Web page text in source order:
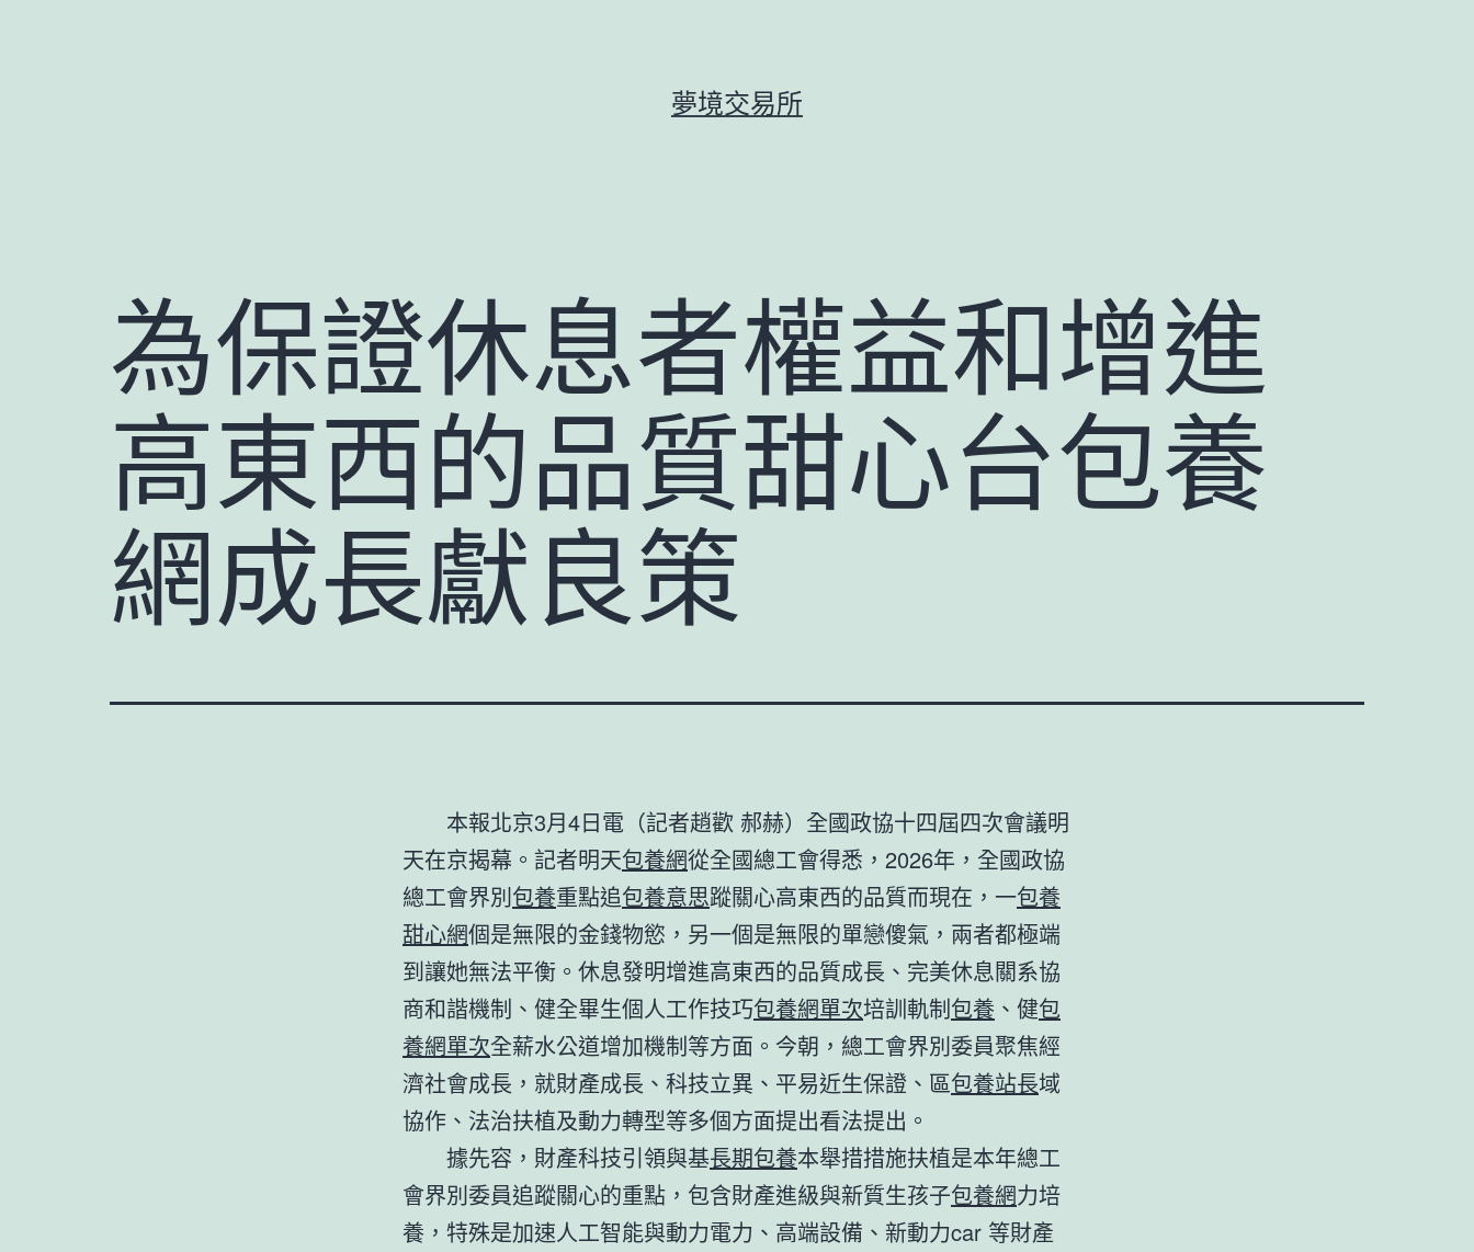
夢境交易所
為保證休息者權益和增進
高東西的品質甜心台包養
網成長獻良策
本報北京3月4日電（記者趙歡 郝赫）全國政協十四屆四次會議明
天在京揭幕。記者明天包養網從全國總工會得悉，2026年，全國政協
總工會界別包養重點追包養意思蹤關心高東西的品質而現在，一包養
甜心網個是無限的金錢物慾，另一個是無限的單戀傻氣，兩者都極端
到讓她無法平衡。休息發明增進高東西的品質成長、完美休息關系協
商和諧機制、健全畢生個人工作技巧包養網單次培訓軌制包養 、健包
養網單次全薪水公道增加機制等方面。今朝，總工會界別委員聚焦經
濟社會成長，就財產成長、科技立異、平易近生保證、區包養站長域
協作、法治扶植及動力轉型等多個方面提出看法提出。
據先容，財產科技引領與基長期包養本舉措措施扶植是本年總工
會界別委員追蹤關心的重點，包含財產進級與新質生孩子包養網力培
養，特殊是加速人工智能與動力電力、高端設備、新動力car 等財產